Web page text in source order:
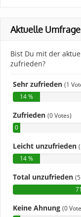
Aktuelle Umfrage